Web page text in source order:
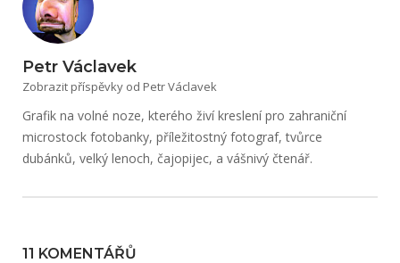
Petr Václavek
Zobrazit příspěvky od Petr Václavek
Grafik na volné noze, kterého živí kreslení pro zahraniční
microstock fotobanky, příležitostný fotograf, tvůrce
dubánků, velký lenoch, čajopijec, a vášnivý čtenář.
11 KOMENTÁŘŮ